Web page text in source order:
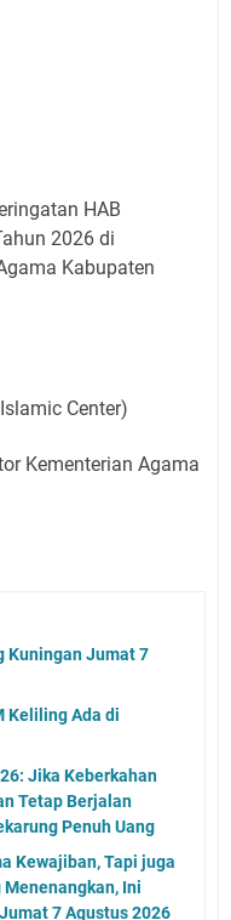
HAB
2026 di
Kabupaten
Center)
Kementerian Agama
Kuningan Jumat 7
Keliling Ada di
Jika Keberkahan
Tetap Berjalan
Penuh Uang
Kewajiban, Tapi juga
Ini
7 Agustus 2026